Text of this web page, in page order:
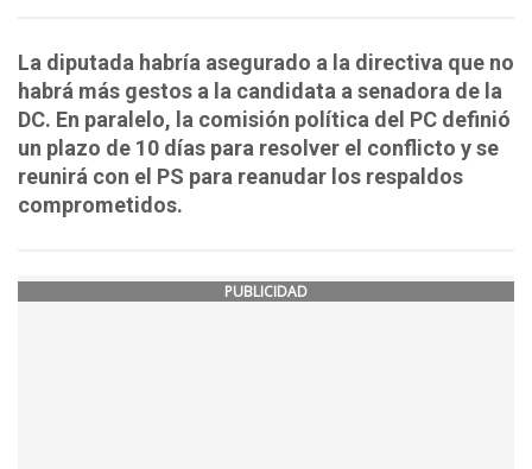
La diputada habría asegurado a la directiva que no
habrá más gestos a la candidata a senadora de la
DC. En paralelo, la comisión política del PC definió
un plazo de 10 días para resolver el conflicto y se
reunirá con el PS para reanudar los respaldos
comprometidos.
PUBLICIDAD